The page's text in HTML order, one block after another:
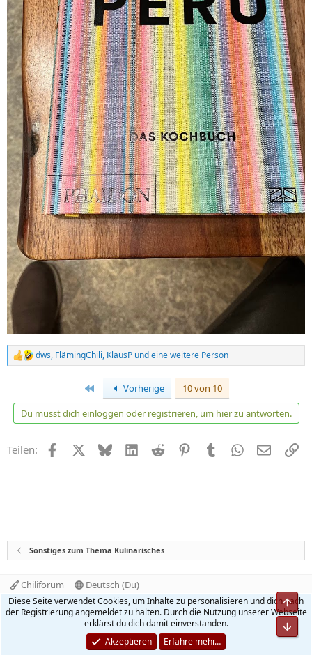
R
e
t
o
e
dws, FlämingChili, KlausP und eine weitere Person
Erste Vorherige
10 von 10
Du musst dich einloggen oder registrieren, um hier zu antworten.
Teilen: Facebook BlueskyLinkedIn
Reddit PinterestTumblr WhatsApp
E-Mail
Sonstiges zum Thema Kulinarisches
Chiliforum
Deutsch (Du)
Kontakt
Nutzungsbedingungen
Datenschutz
Hilfe und Impressum
Start
R
S
Community platform by XenForo® © 2010-2026 XenForo Ltd.
Quality Add-Ons made withbyWMTech.
Diese Seite verwendet Cookies, um Inhalte zu personalisieren und dich nach
der Registrierung angemeldet zu halten. Durch die Nutzung unserer Webseite
erklärst du dich damit einverstanden.
Akzeptieren
Erfahre mehr…